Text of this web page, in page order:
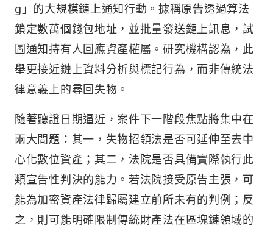
g」的大規模鏈上通知行動。據稱原告透過算法
鎖定數萬個錢包地址，並批量發送鏈上訊息，試
圖通知持有人回應資產權屬。研究機構認為，此
舉更接近鏈上資料分析與標記行為，而非傳統法
律意義上的尋回失物。
隨著聽證日期逼近，案件下一階段焦點將集中在
兩大問題：其一，失物招領法是否可延伸至去中
心化數位資產；其二，法院是否具備實際執行此
類宣告性判決的能力。若法院接受原告主張，可
能為加密資產法律歸屬建立前所未有的判例；反
之，則可能明確限制傳統財產法在區塊鏈領域的